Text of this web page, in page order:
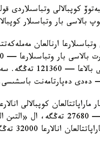
كوپبالالى وتباسىلاردى
بالاسى بار وتباسىلار
ارنالعان
دەدى دەپارتامەنت
ماراپاتتالعان كوپبالالى
32000 تەڭگە كولەمىندە جاردەماقى تولەنەدى.